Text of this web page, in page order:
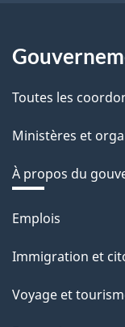
Toutes les
Ministères et
À propos du
Thèmes
sujets
Emplois
Immigration et
Voyage et